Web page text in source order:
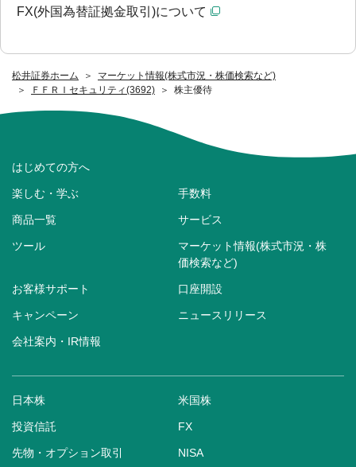
松井証券ホーム
マーケット情報(株式市況・株価検索など)
ＦＦＲＩセキュリティ(3692)
株主優待
FX(外国為替証拠金取引)について
はじめての方へ
楽しむ・学ぶ 手数料
商品一覧 サービス
ツール
マーケット情報(株式市況・株
価検索など)
お客様サポート 口座開設
キャンペーン ニュースリリース
会社案内・IR情報
日本株 米国株
投資信託 FX
先物・オプション取引 NISA